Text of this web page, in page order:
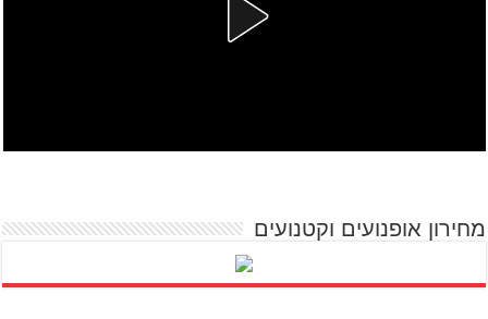
מחירון אופנועים וקטנועים